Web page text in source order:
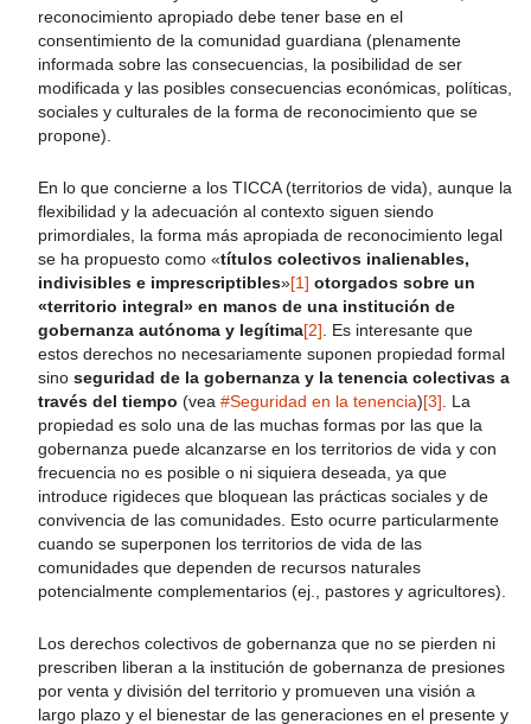
reconocimiento apropiado debe tener base en el
consentimiento de la comunidad guardiana (plenamente
informada sobre las consecuencias, la posibilidad de ser
modificada y las posibles consecuencias económicas, políticas,
sociales y culturales de la forma de reconocimiento que se
propone).
En lo que concierne a los TICCA (territorios de vida), aunque la
flexibilidad y la adecuación al contexto siguen siendo
primordiales, la forma más apropiada de reconocimiento legal
se ha propuesto como «títulos colectivos inalienables,
indivisibles e imprescriptibles»[1] otorgados sobre un
«territorio integral» en manos de una institución de
gobernanza autónoma y legítima[2] . Es interesante que
estos derechos no necesariamente suponen propiedad formal
sino seguridad de la gobernanza y la tenencia colectivas a
través del tiempo (vea #Seguridad en la tenencia)[3] . La
propiedad es solo una de las muchas formas por las que la
gobernanza puede alcanzarse en los territorios de vida y con
frecuencia no es posible o ni siquiera deseada, ya que
introduce rigideces que bloquean las prácticas sociales y de
convivencia de las comunidades. Esto ocurre particularmente
cuando se superponen los territorios de vida de las
comunidades que dependen de recursos naturales
potencialmente complementarios (ej., pastores y agricultores).
Los derechos colectivos de gobernanza que no se pierden ni
prescriben liberan a la institución de gobernanza de presiones
por venta y división del territorio y promueven una visión a
largo plazo y el bienestar de las generaciones en el presente y